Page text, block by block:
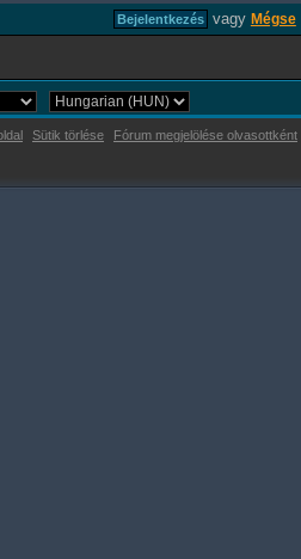
vagy Mégse
Sütik törlése Fórum megjelölése olvasottként